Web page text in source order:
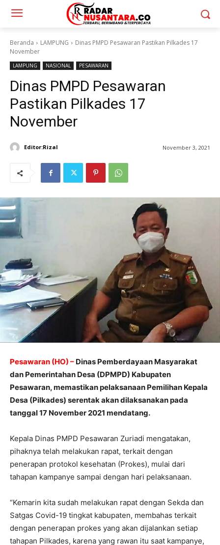
Beranda LAMPUNG
Dinas PMPD Pesawaran Pastikan Pilkades 17
November
LAMPUNG NASIONAL PESAWARAN
Dinas PMPD Pesawaran
Pastikan Pilkades 17
November
Editor:Rizal November 3, 2021
Pesawaran (HO) – Dinas Pemberdayaan Masyarakat
dan Pemerintahan Desa (DPMPD) Kabupaten
Pesawaran, memastikan pelaksanaan Pemilihan Kepala
Desa (Pilkades) serentak akan dilaksanakan pada
tanggal 17 November 2021 mendatang.
Kepala Dinas PMPD Pesawaran Zuriadi mengatakan,
pihaknya telah melakukan rapat, terkait dengan
penerapan protokol kesehatan (Prokes), mulai dari
tahapan kampanye sampai dengan hari pelaksanaan.
“Kemarin kita sudah melakukan rapat dengan Sekda dan
Satgas Covid-19 tingkat kabupaten, membahas terkait
dengan penerapan prokes yang akan dijalankan setiap
tahapan Pilkades, karena yang rawan itu saat kampanye,